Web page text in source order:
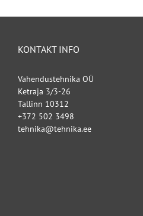
KONTAKT INFO
Vahendustehnika OÜ
Ketraja 3/3-26
Tallinn 10312
+372 502 3498
tehnika@tehnika.ee